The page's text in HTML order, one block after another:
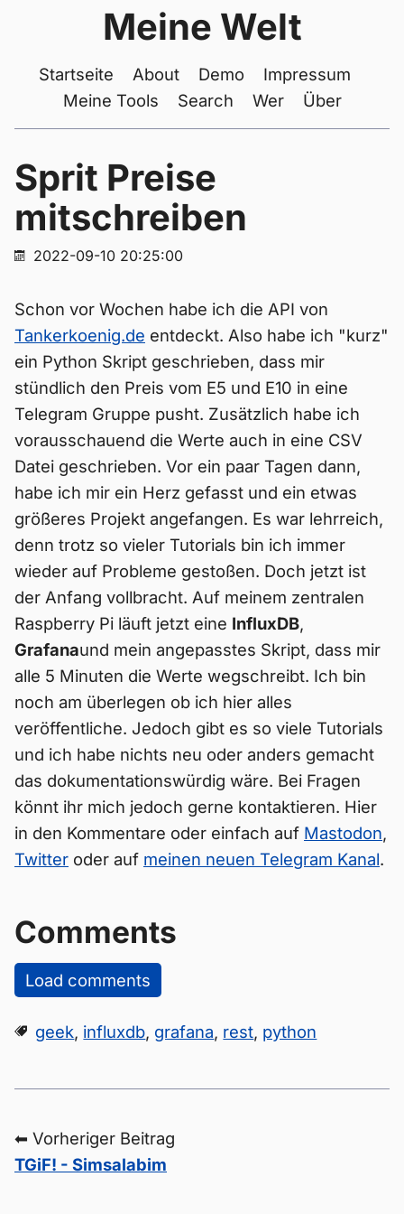
Meine Welt
Startseite About Demo
Impressum
Meine Tools
Search Wer Über
Sprit Preise
mitschreiben
2022-09-10 20:25:00
Schon vor Wochen habe ich die API von
Tankerkoenig.de entdeckt. Also habe ich "kurz"
ein Python Skript geschrieben, dass mir
stündlich den Preis vom E5 und E10 in eine
Telegram Gruppe pusht. Zusätzlich habe ich
vorausschauend die Werte auch in eine CSV
Datei geschrieben. Vor ein paar Tagen dann,
habe ich mir ein Herz gefasst und ein etwas
größeres Projekt angefangen. Es war lehrreich,
denn trotz so vieler Tutorials bin ich immer
wieder auf Probleme gestoßen. Doch jetzt ist
der Anfang vollbracht. Auf meinem zentralen
Raspberry Pi läuft jetzt eine InfluxDB,
Grafanaund mein angepasstes Skript, dass mir
alle 5 Minuten die Werte wegschreibt. Ich bin
noch am überlegen ob ich hier alles
veröffentliche. Jedoch gibt es so viele Tutorials
und ich habe nichts neu oder anders gemacht
das dokumentationswürdig wäre. Bei Fragen
könnt ihr mich jedoch gerne kontaktieren. Hier
in den Kommentare oder einfach auf Mastodon,
Twitter oder auf meinen neuen Telegram Kanal.
Comments
Load comments
geek, influxdb, grafana, rest, python
⬅ Vorheriger Beitrag
TGiF! - Simsalabim